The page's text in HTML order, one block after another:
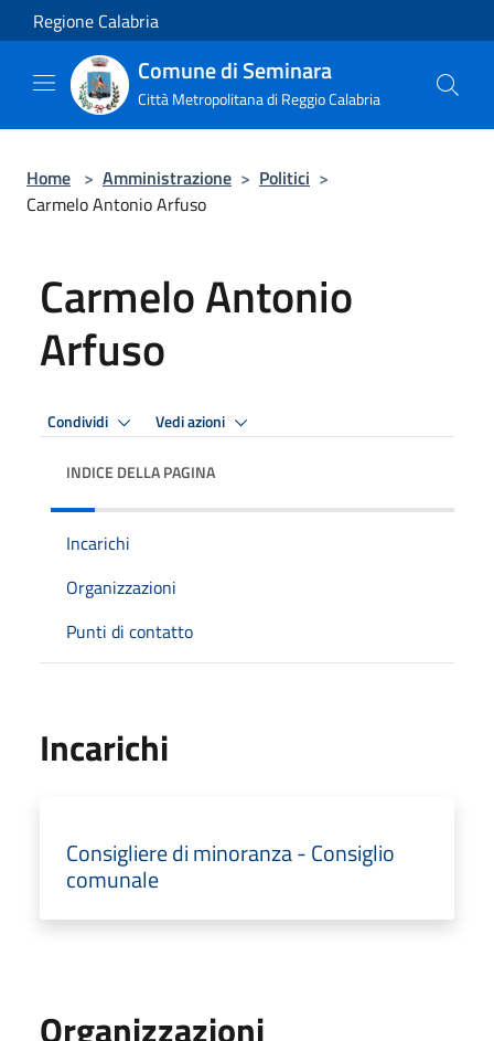
Salta al contenuto principale
Regione Calabria
Comune di Seminara
Città Metropolitana di Reggio Calabria
Home > Amministrazione > Politici >
Carmelo Antonio Arfuso
Carmelo Antonio
Arfuso
Condividi Vedi azioni
INDICE DELLA PAGINA
Incarichi
Organizzazioni
Punti di contatto
Incarichi
Consigliere di minoranza - Consiglio
comunale
Organizzazioni